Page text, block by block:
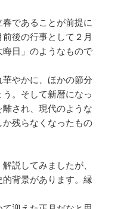
春であることが前提に
後の行事として２月
晦日」のようなもので
やかに、ほかの節分
。そして新暦になっ
され、現代のような
残らなくなったもの
説してみましたが、
背景があります。縁